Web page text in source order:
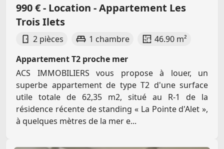
990 € - Location - Appartement Les
Trois Ilets
2 pièces 1 chambre
46.90 m²
Appartement T2 proche mer
ACS IMMOBILIERS vous propose à louer, un
superbe appartement de type T2 d'une surface
utile totale de 62,35 m2, situé au R-1 de la
résidence récente de standing « La Pointe d'Alet »,
à quelques mètres de la mer e...